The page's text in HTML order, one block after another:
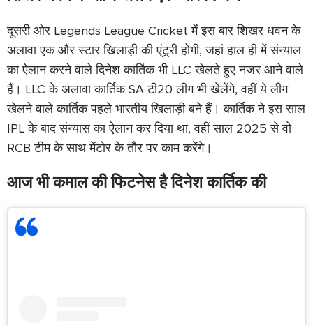
दूसरी ओर Legends League Cricket में इस बार शिखर धवन के
अलावा एक और स्टार खिलाड़ी की एंट्र्री होगी, जहां हाल ही में संन्याल
का ऐलान करने वाले दिनेश कार्तिक भी LLC खेलते हुए नजर आने वाले
हैं। LLC के अलावा कार्तिक SA टी20 लीग भी खेलेंगे, वहीं ये लीग
खेलने वाले कार्तिक पहले भारतीय खिलाड़ी बने हैं। कार्तिक ने इस साल
IPL के बाद संन्यास का ऐलान कर दिया था, वहीं साल 2025 से वो
RCB टीम के साथ मेंटोर के तौर पर काम करेंगे।
आज भी कमाल की फिटनेस है दिनेश कार्तिक की